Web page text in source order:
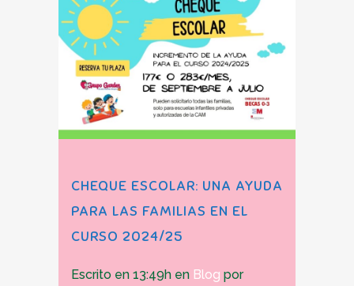
CHEQUE ESCOLAR: UNA AYUDA
PARA LAS FAMILIAS EN EL
CURSO 2024/25
Escrito en 13:49h en Blog por